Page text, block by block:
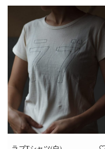
ジ
ら
選
き
ま
す
の
品
に
数
の
バ
リ
エ
ー
シ
ョ
ン
が
あ
り
ま